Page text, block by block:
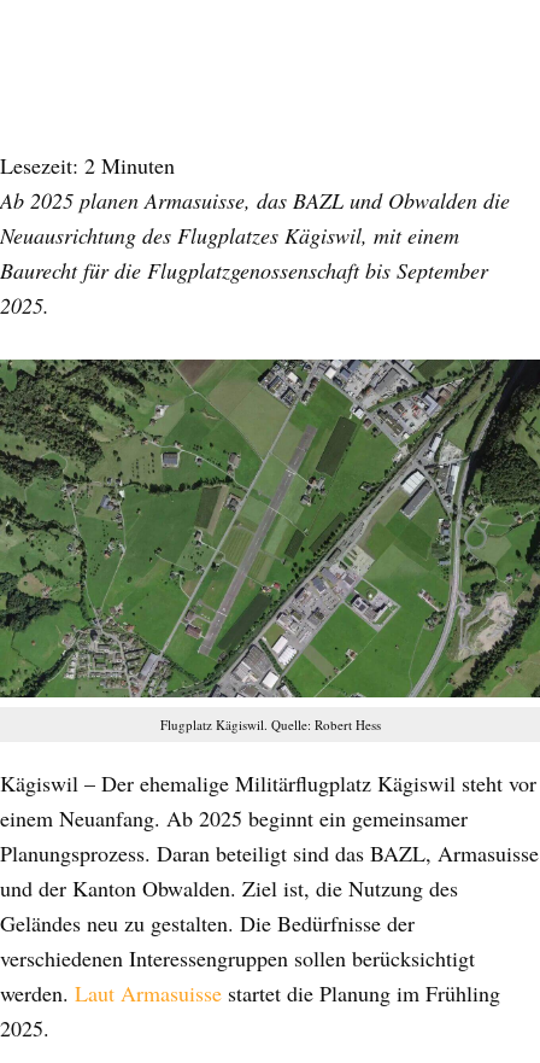
Lesezeit: 2 Minuten
Ab 2025 planen Armasuisse, das BAZL und Obwalden die
Neuausrichtung des Flugplatzes Kägiswil, mit einem
Baurecht für die Flugplatzgenossenschaft bis September
2025.
Flugplatz Kägiswil. Quelle: Robert Hess
Kägiswil – Der ehemalige Militärflugplatz Kägiswil steht vor
einem Neuanfang. Ab 2025 beginnt ein gemeinsamer
Planungsprozess. Daran beteiligt sind das BAZL, Armasuisse
und der Kanton Obwalden. Ziel ist, die Nutzung des
Geländes neu zu gestalten. Die Bedürfnisse der
verschiedenen Interessengruppen sollen berücksichtigt
werden. Laut Armasuisse startet die Planung im Frühling
2025.